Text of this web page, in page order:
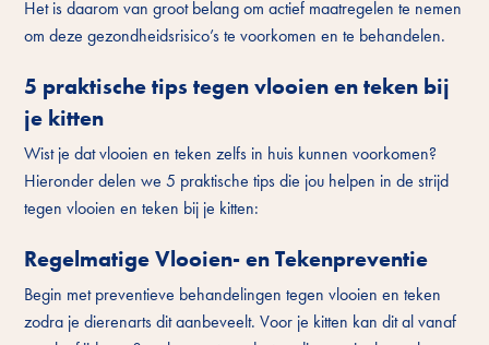
Het is daarom van groot belang om actief maatregelen te nemen
om deze gezondheidsrisico’s te voorkomen en te behandelen.
5 praktische tips tegen vlooien en teken bij
je kitten
Wist je dat vlooien en teken zelfs in huis kunnen voorkomen?
Hieronder delen we 5 praktische tips die jou helpen in de strijd
tegen vlooien en teken bij je kitten:
Regelmatige Vlooien- en Tekenpreventie
Begin met preventieve behandelingen tegen vlooien en teken
zodra je dierenarts dit aanbeveelt. Voor je kitten kan dit al vanaf